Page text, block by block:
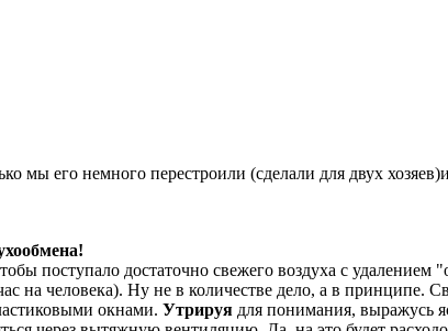
мы его немного перестроили (сделали для двух
поступало достаточно свежего воздуха с
на человека). Ну не в количестве дело, а в принципе.
окнами. Утрируя для понимания, выражусь